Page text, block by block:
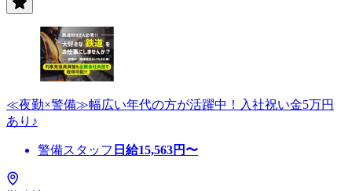
≪夜勤×警備≫幅広い年代の方が活躍中！入社祝い金5万円
あり♪
警備スタッフ 日給15,563円〜